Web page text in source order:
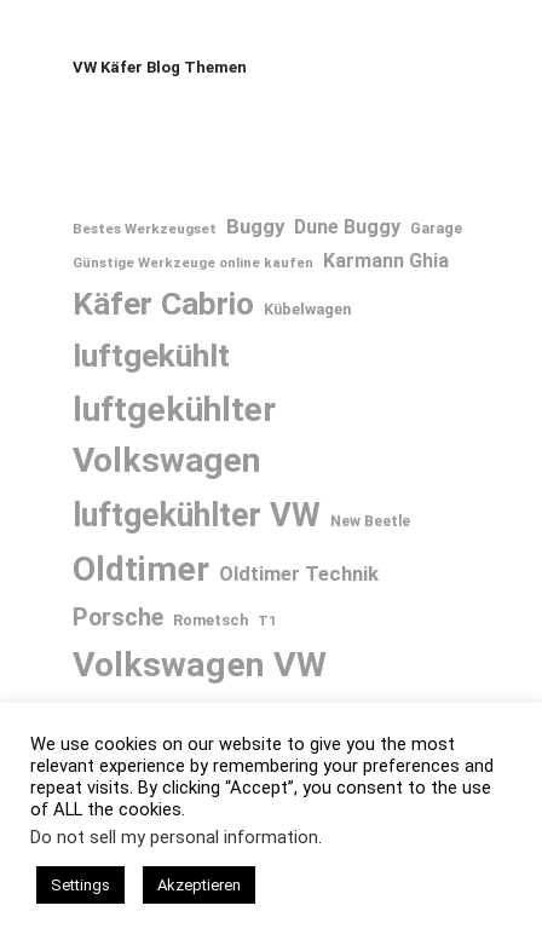
VW Käfer Blog Themen
Bestes Werkzeugset Buggy Dune Buggy
Garage
Günstige Werkzeuge online kaufen
Karmann Ghia
Käfer Cabrio Kübelwagen
luftgekühlt
luftgekühlter
Volkswagen
luftgekühlter VW New Beetle
Oldtimer Oldtimer Technik
Porsche Rometsch T1
Volkswagen VW
VW 1302 VW 1303 VW Bus
VW Golf VW K70 VW Käfer
VW Käfer Cabrio
We use cookies on our website to give you the most
relevant experience by remembering your preferences and
repeat visits. By clicking “Accept”, you consent to the use
of ALL the cookies.
Do not sell my personal information.
Settings Akzeptieren